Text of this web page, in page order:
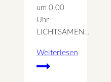
um 0.00
Uhr
LICHTSAMEN…
Weiterlesen
Rauhnacht